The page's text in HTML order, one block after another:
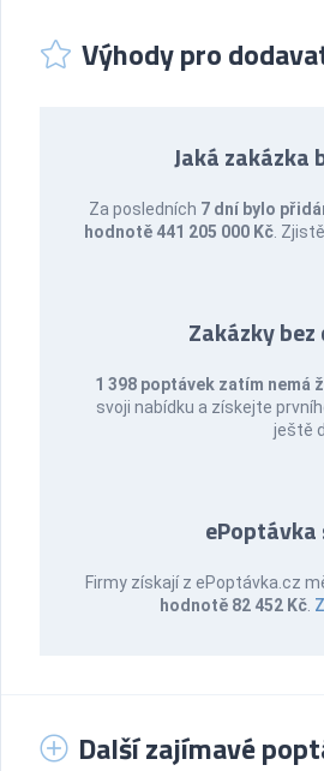
Výhody pro
Jaká zakázka
Za posledních 7 dní bylo
hodnotě 441 205 000 Kč .
Zakázky
1 398 poptávek zatím nemá
svoji nabídku a získejte
ještě
Firmy získají z ePoptávka.cz
hodnotě 82 452 Kč
Další zajímavé